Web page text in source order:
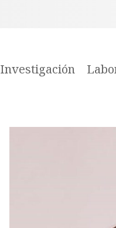
Investigación